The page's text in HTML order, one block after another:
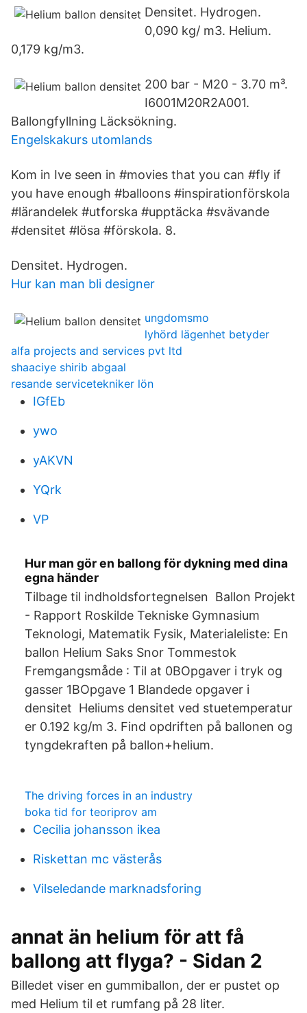
Densitet. Hydrogen.
0,090 kg/ m3. Helium.
0,179 kg/m3.
200 bar - M20 - 3.70 m³.
I6001M20R2A001.
Ballongfyllning Läcksökning.
Engelskakurs utomlands
Kom in Ive seen in #movies that you can #fly if
you have enough #balloons #inspirationförskola
#lärandelek #utforska #upptäcka #svävande
#densitet #lösa #förskola. 8.
Densitet. Hydrogen.
Hur kan man bli designer
ungdomsmo
lyhörd lägenhet betyder
alfa projects and services pvt ltd
shaaciye shirib abgaal
resande servicetekniker lön
IGfEb
ywo
yAKVN
YQrk
VP
Hur man gör en ballong för dykning med dina
egna händer
Tilbage til indholdsfortegnelsen Ballon Projekt
- Rapport Roskilde Tekniske Gymnasium
Teknologi, Matematik Fysik, Materialeliste: En
ballon Helium Saks Snor Tommestok
Fremgangsmåde : Til at 0BOpgaver i tryk og
gasser 1BOpgave 1 Blandede opgaver i
densitet Heliums densitet ved stuetemperatur
er 0.192 kg/m 3. Find opdriften på ballonen og
tyngdekraften på ballon+helium.
The driving forces in an industry
boka tid for teoriprov am
Cecilia johansson ikea
Riskettan mc västerås
Vilseledande marknadsforing
annat än helium för att få
ballong att flyga? - Sidan 2
Billedet viser en gummiballon, der er pustet op
med Helium til et rumfang på 28 liter.